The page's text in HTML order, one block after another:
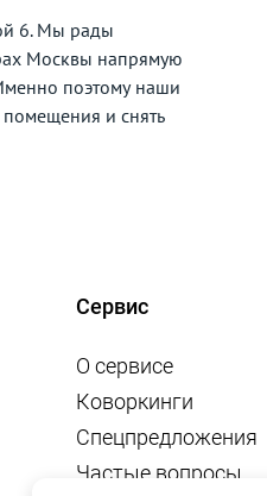
6. Мы рады
Москвы напрямую
поэтому наши
и снять
Сервис
О сервисе
Коворкинги
Спецпредложения
Частые вопросы